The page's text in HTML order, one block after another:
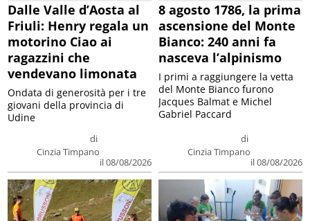
Dalle Valle d’Aosta al
Friuli: Henry regala un
motorino Ciao ai
ragazzini che
vendevano limonata
di
Cinzia Timpano
il 08/08/2026
Ondata di generosità per i tre
giovani della provincia di
Udine
8 agosto 1786, la prima
ascensione del Monte
Bianco: 240 anni fa
nasceva l’alpinismo
di
Cinzia Timpano
il 08/08/2026
I primi a raggiungere la vetta
del Monte Bianco furono
Jacques Balmat e Michel
Gabriel Paccard